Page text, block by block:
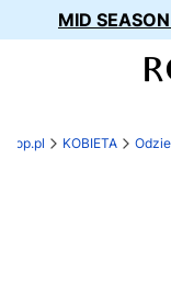
MID
KOBIETA